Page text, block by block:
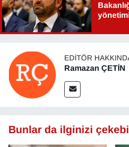
EDITÖR
Ramazan ÇETİN
Bunlar da ilginizi